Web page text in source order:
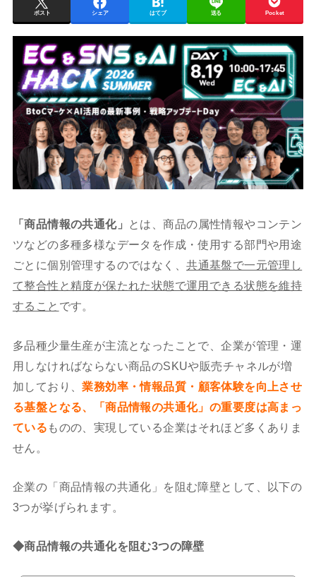
ポスト シェア はてブ 送る Pocket
「商品情報の共通化」
とは、商品の属性情報やコンテン
ツなどの多種多様なデータを作成・使用する部門や用途
ごとに個別管理するのではなく、共通基盤で一元管理し
て整合性と精度が保たれた状態で運用できる状態を維持
すること です。
多品種少量生産が主流となったことで、企業が管理・運
用しなければならない商品のSKUや販売チャネルが増
加しており、業務効率・情報品質・顧客体験を向上させ
る基盤となる、「商品情報の共通化」の重要度は高まっ
ている ものの、実現している企業はそれほど多くありま
せん。
企業の「商品情報の共通化」を阻む障壁として、以下の
3つが挙げられます。
◆商品情報の共通化を阻む3つの障壁